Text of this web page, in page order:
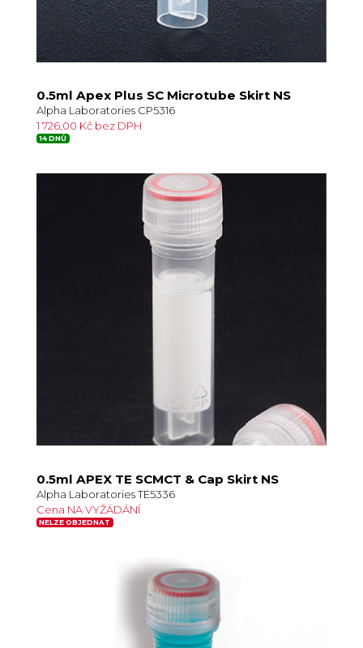
0.5ml Apex Plus SC Microtube Skirt NS
Alpha Laboratories CP5316
1 726,00 Kč bez DPH
14 DNŮ
0.5ml APEX TE SCMCT & Cap Skirt NS
Alpha Laboratories TE5336
Cena NA VYŽÁDÁNÍ
NELZE OBJEDNAT